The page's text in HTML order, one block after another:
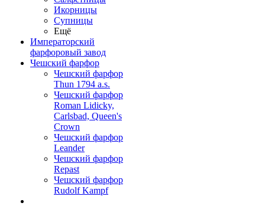
Икорницы
Супницы
Ещё
Императорский
фарфоровый завод
Чешский фарфор
Чешский фарфор
Thun 1794 a.s.
Чешский фарфор
Roman Lidicky,
Carlsbad, Queen's
Crown
Чешский фарфор
Leander
Чешский фарфор
Repast
Чешский фарфор
Rudolf Kampf